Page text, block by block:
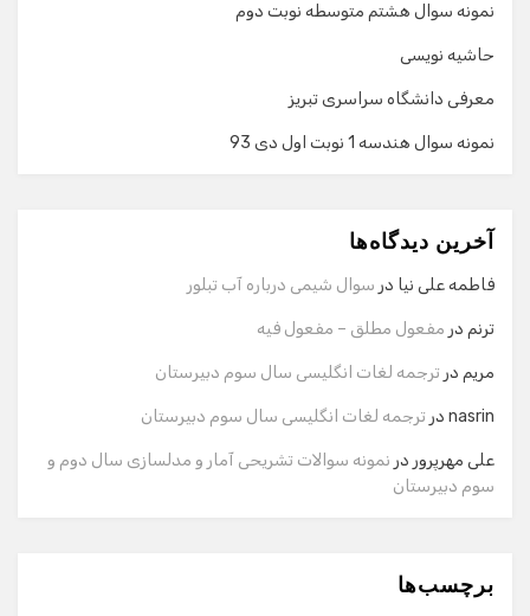
نمونه سوال هشتم متوسطه نوبت دوم
حاشیه نویسی
معرفی دانشگاه سراسری تبریز
نمونه سوال هندسه 1 نوبت اول دی 93
آخرین دیدگاه‌ها
فاطمه علی نیا در سوال شیمی درباره آب تبلور
ترنم در مفعول مطلق – مفعول فیه
مریم در ترجمه لغات انگلیسی سال سوم دبیرستان
nasrin در ترجمه لغات انگلیسی سال سوم دبیرستان
علی مهرپرور در نمونه سوالات تشریحی آمار و مدلسازی سال دوم و
سوم دبیرستان
برچسب‌ها
گفت‌وگو با دستیار هوشمند
سلام! برای شروع گفت‌وگو لطفاً شماره تماس یا ایمیل خود را
وارد کنید.
ایمیل